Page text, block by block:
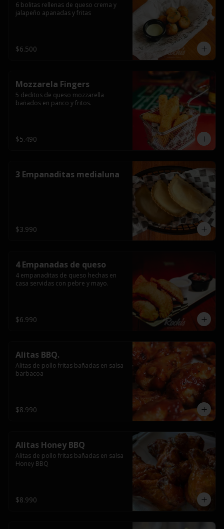
6 bolitas rellenas de queso crema y
jalapeño apanadas y fritas
$6.500
Mozzarela Fingers
5 deditos de queso mozzarella
bañados en panco y fritos.
$5.490
3 Empanaditas medialuna
$3.990
4 Empanadas de queso
4 empanaditas de queso hechas en
casa servidas con pebre y mayo.
$6.990
Alitas BBQ.
Alitas de pollo fritas bañadas en salsa
barbacoa
$8.990
Alitas Honey BBQ
Alitas de pollo fritas bañadas en salsa
Honey BBQ
$8.990